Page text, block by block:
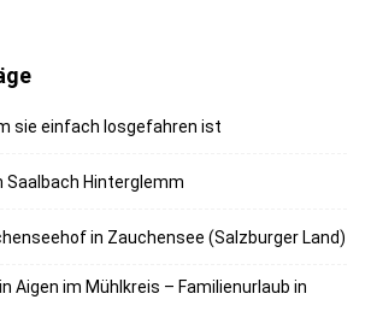
sie einfach losgefahren ist
Saalbach Hinterglemm
in Zauchensee (Salzburger Land)
Aigen im Mühlkreis – Familienurlaub in